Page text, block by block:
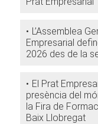
L’Assemblea
Empresarial
2026 des de la
El Prat
presència del
la Fira de
Baix Llobregat